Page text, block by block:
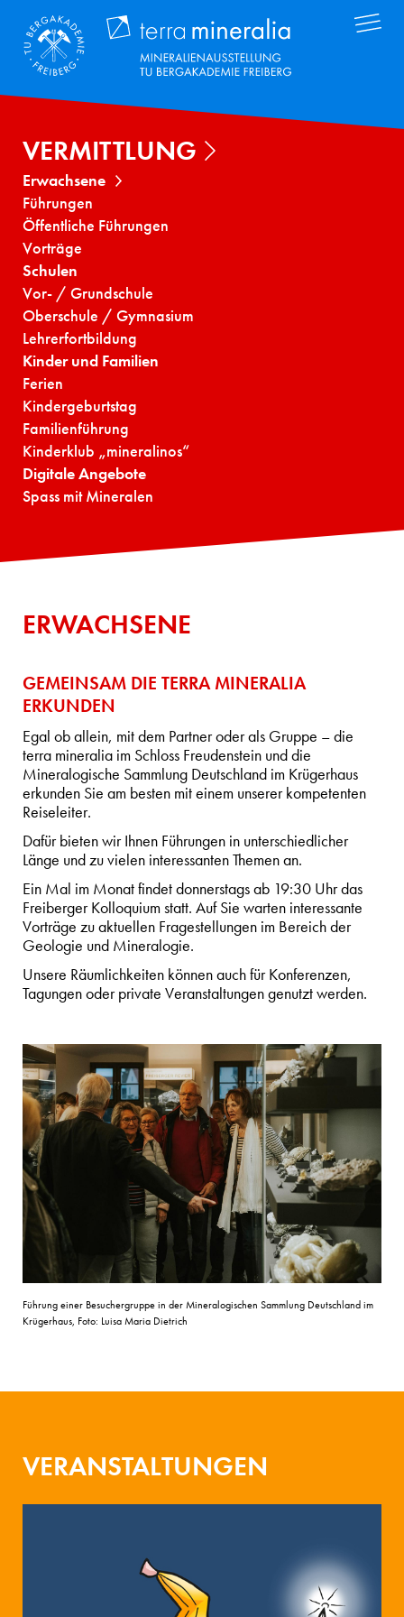
Inhalt
Terra
VERMITTLUNG
Erwachsene
Führungen
Öffentliche Führungen
Vorträge
Schulen
Vor- / Grundschule
Oberschule / Gymnasium
Lehrerfortbildung
Kinder und Familien
Ferien
Kindergeburtstag
Familienführung
Kinderklub „mineralinos“
Digitale Angebote
Spass mit Mineralen
ERWACHSENE
GEMEINSAM DIE TERRA MINERALIA
ERKUNDEN
Egal ob allein, mit dem Partner oder als Gruppe – die
terra mineralia im Schloss Freudenstein und die
Mineralogische Sammlung Deutschland im Krügerhaus
erkunden Sie am besten mit einem unserer kompetenten
Reiseleiter.
Dafür bieten wir Ihnen Führungen in unterschiedlicher
Länge und zu vielen interessanten Themen an.
Ein Mal im Monat findet donnerstags ab 19:30 Uhr das
Freiberger Kolloquium statt. Auf Sie warten interessante
Vorträge zu aktuellen Fragestellungen im Bereich der
Geologie und Mineralogie.
Unsere Räumlichkeiten können auch für Konferenzen,
Tagungen oder private Veranstaltungen genutzt werden.
Führung einer Besuchergruppe in der Mineralogischen Sammlung Deutschland im
Krügerhaus, Foto: Luisa Maria Dietrich
VERANSTALTUNGEN